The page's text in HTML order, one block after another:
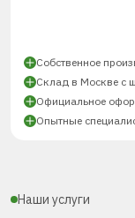
Собственное
Склад в Москве с
Официальное
Опытные
Наши услуги